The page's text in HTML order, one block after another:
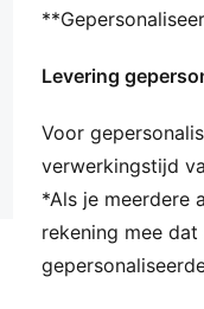
Levering
Voor
verwerkingstijd
*Als je meerdere
rekening mee